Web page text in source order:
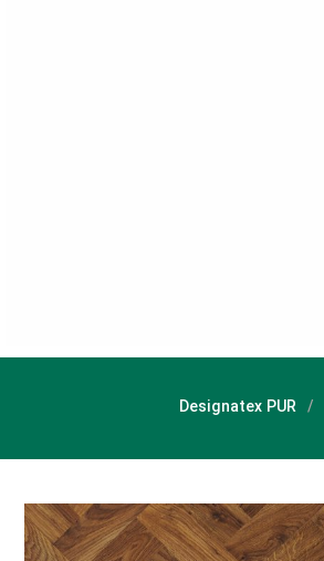
Designatex PUR